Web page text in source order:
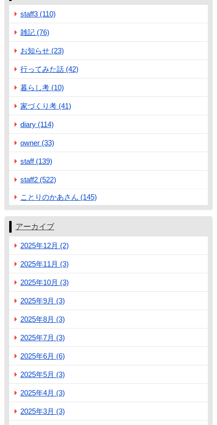
staff3 (110)
雑記 (76)
お知らせ (23)
行ってみた話 (42)
暮らし考 (10)
家づくり考 (41)
diary (114)
owner (33)
staff (139)
staff2 (522)
ことりのかあさん (145)
アーカイブ
2025年12月 (2)
2025年11月 (3)
2025年10月 (3)
2025年9月 (3)
2025年8月 (3)
2025年7月 (3)
2025年6月 (6)
2025年5月 (3)
2025年4月 (3)
2025年3月 (3)